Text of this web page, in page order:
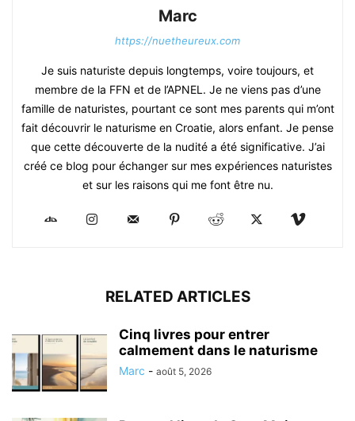
Marc
https://nuetheureux.com
Je suis naturiste depuis longtemps, voire toujours, et
membre de la FFN et de l’APNEL. Je ne viens pas d’une
famille de naturistes, pourtant ce sont mes parents qui m’ont
fait découvrir le naturisme en Croatie, alors enfant. Je pense
que cette découverte de la nudité a été significative. J’ai
créé ce blog pour échanger sur mes expériences naturistes
et sur les raisons qui me font être nu.
RELATED ARTICLES
Cinq livres pour entrer
calmement dans le naturisme
Marc - août 5, 2026